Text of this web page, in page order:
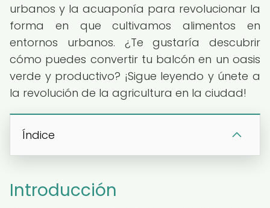
urbanos y la acuaponía para revolucionar la
forma en que cultivamos alimentos en
entornos urbanos. ¿Te gustaría descubrir
cómo puedes convertir tu balcón en un oasis
verde y productivo? ¡Sigue leyendo y únete a
la revolución de la agricultura en la ciudad!
Índice
Introducción